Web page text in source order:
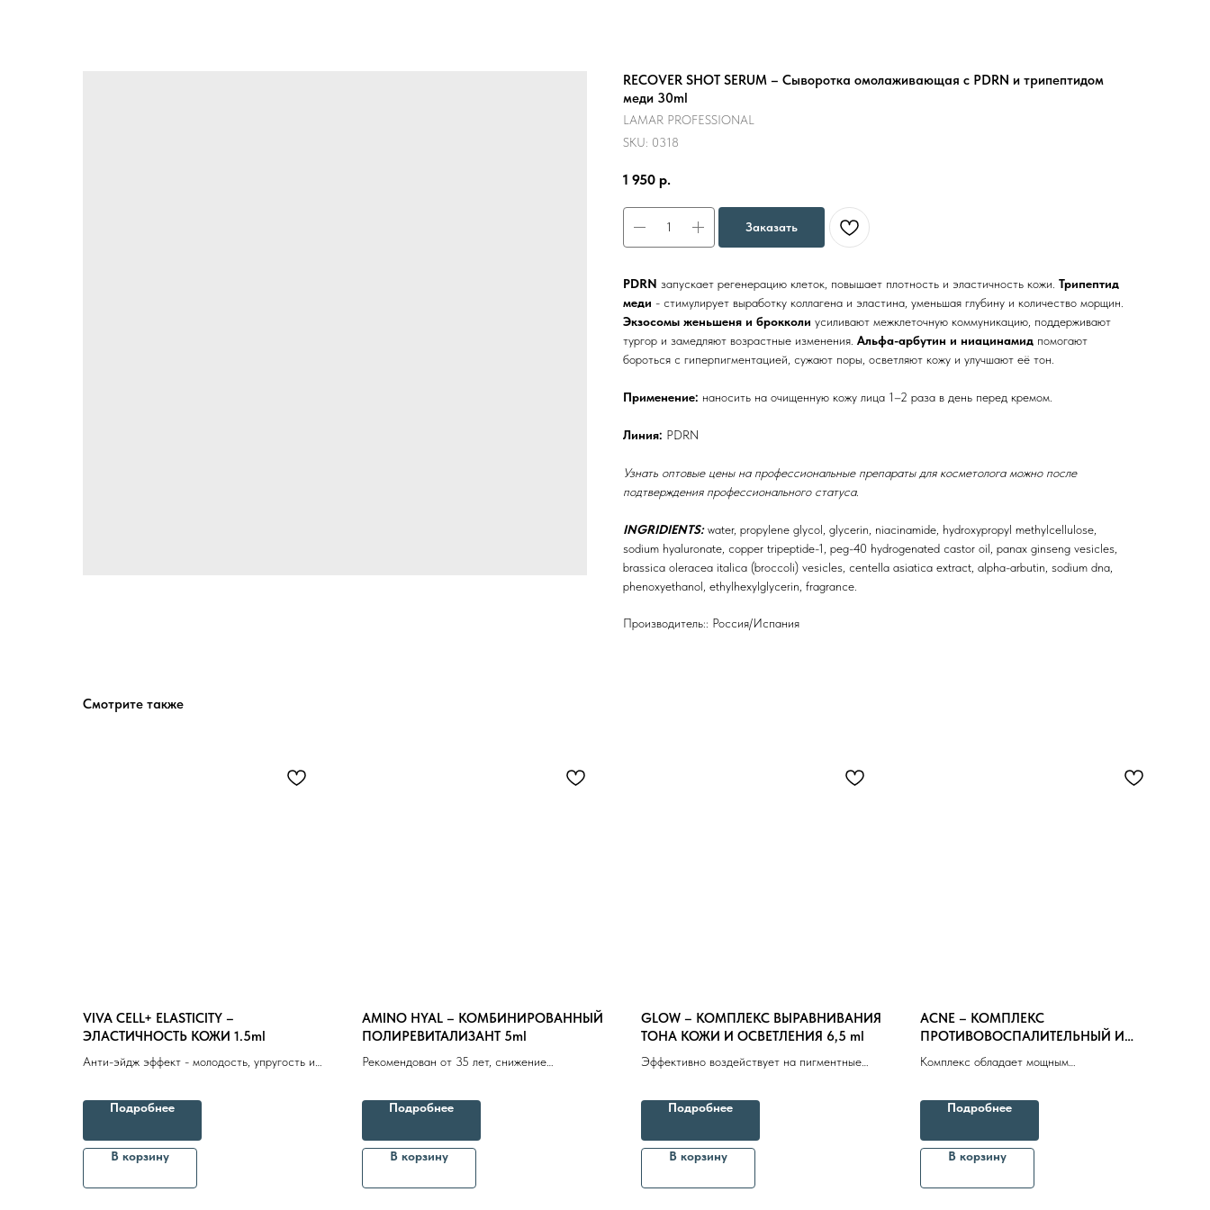
RECOVER SHOT SERUM – Сыворотка омолаживающая с PDRN и трипептидом
меди 30ml
LAMAR PROFESSIONAL
SKU: 0318
1 950 р.
Заказать
PDRN запускает регенерацию клеток, повышает плотность и эластичность кожи. Трипептид
меди - стимулирует выработку коллагена и эластина, уменьшая глубину и количество морщин.
Экзосомы женьшеня и брокколи усиливают межклеточную коммуникацию, поддерживают
тургор и замедляют возрастные изменения. Альфа-арбутин и ниацинамид помогают
бороться с гиперпигментацией, сужают поры, осветляют кожу и улучшают её тон.
Применение: наносить на очищенную кожу лица 1–2 раза в день перед кремом.
Линия: PDRN
Узнать оптовые цены на профессиональные препараты для косметолога можно после
подтверждения профессионального статуса.
INGRIDIENTS:water, рropylene glycol, glycerin, niacinamide, hydroxypropyl methylcellulose,
sodium hyaluronate, copper tripeptide-1, peg-40 hydrogenated castor oil, panax ginseng vesicles,
brassica oleracea italica (broccoli) vesicles, centella asiatica extract, alpha-arbutin, sodium dna,
phenoxyethanol, ethylhexylglycerin, fragrance.
Производитель:: Россия/Испания
Смотрите также
VIVA CELL+ ELASTICITY –
ЭЛАСТИЧНОСТЬ КОЖИ 1.5ml
Анти-эйдж эффект - молодость, упругость и
Подробнее
В корзину
AMINO HYAL – КОМБИНИРОВАННЫЙ
ПОЛИРЕВИТАЛИЗАНТ 5ml
Рекомендован от 35 лет, cнижение
Подробнее
В корзину
GLOW – КОМПЛЕКС ВЫРАВНИВАНИЯ
ТОНА КОЖИ И ОСВЕТЛЕНИЯ 6,5 ml
Эффективно воздействует на пигментные
компонентом, обеспечивая коже
осветляющий эффект
Подробнее
В корзину
ACNE – КОМПЛЕКС
ПРОТИВОВОСПАЛИТЕЛЬНЫЙ И
СЕБОРЕГУЛИРУЮЩИЙ 6,5 ml
Комплекс обладает мощным
себорегулирующим эффектом
Подробнее
В корзину
Профессиональная косметика Препараты косметолога Доставка